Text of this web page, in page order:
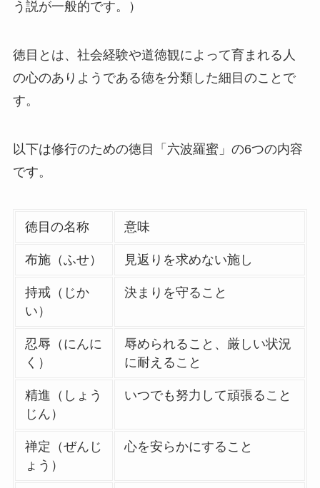
う説が一般的です。）
徳目とは、社会経験や道徳観によって育まれる人
の心のありようである徳を分類した細目のことで
す。
以下は修行のための徳目「六波羅蜜」の6つの内容
です。
徳目の名称 意味
布施（ふせ） 見返りを求めない施し
持戒（じか
い）
決まりを守ること
忍辱（にんに
く）
辱められること、厳しい状況
に耐えること
精進（しょう
じん）
いつでも努力して頑張ること
禅定（ぜんじ
ょう）
心を安らかにすること